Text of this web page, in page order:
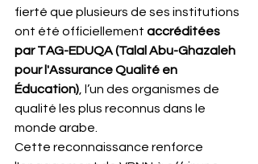
fierté que plusieurs de ses institutions
ont été officiellement accréditées
par TAG-EDUQA (Talal Abu-Ghazaleh
pour l'Assurance Qualité en
Éducation) , l’un des organismes de
qualité les plus reconnus dans le
monde arabe.
Cette reconnaissance renforce